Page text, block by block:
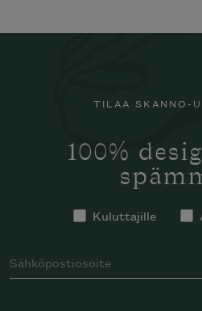
TILAA SKANNO-
100%
Kuluttajille